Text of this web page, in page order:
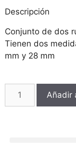
Descripción
Conjunto de dos
Tienen dos
mm y 28 mm
Añadir